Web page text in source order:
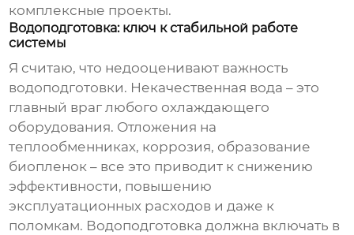
комплексные проекты.
Водоподготовка: ключ к стабильной работе
системы
Я считаю, что недооценивают важность
водоподготовки. Некачественная вода – это
главный враг любого охлаждающего
оборудования. Отложения на
теплообменниках, коррозия, образование
биопленок – все это приводит к снижению
эффективности, повышению
эксплуатационных расходов и даже к
поломкам. Водоподготовка должна включать в